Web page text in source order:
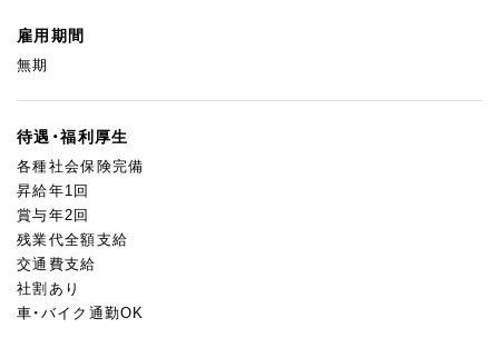
雇用期間
無期
待遇・福利厚生
各種社会保険完備
昇給年1回
賞与年2回
残業代全額支給
交通費支給
社割あり
車・バイク通勤OK